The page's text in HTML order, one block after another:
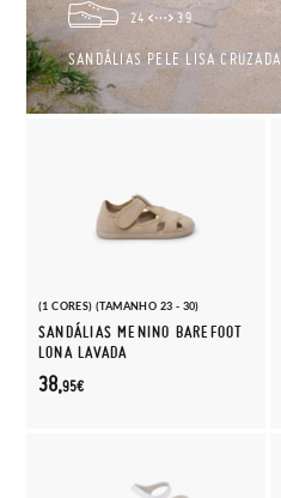
24 39
SANDÁLIAS PELE LISA CRUZADA
(1 CORES) (TAMANHO 23 - 30)
SANDÁLIAS MENINO BAREFOOT
LONA LAVADA
38,95€